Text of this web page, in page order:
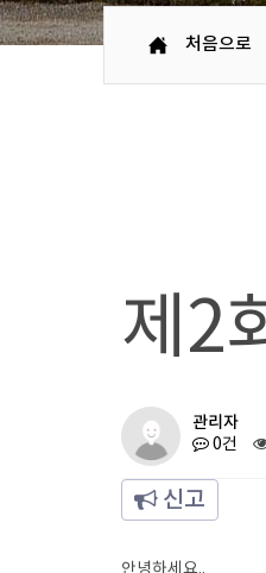
처음으로
제2
관리자
0건
신고